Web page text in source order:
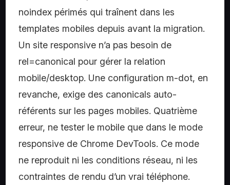
noindex périmés qui traînent dans les
templates mobiles depuis avant la migration.
Un site responsive n’a pas besoin de
rel=canonical pour gérer la relation
mobile/desktop. Une configuration m-dot, en
revanche, exige des canonicals auto-
référents sur les pages mobiles. Quatrième
erreur, ne tester le mobile que dans le mode
responsive de Chrome DevTools. Ce mode
ne reproduit ni les conditions réseau, ni les
contraintes de rendu d’un vrai téléphone.